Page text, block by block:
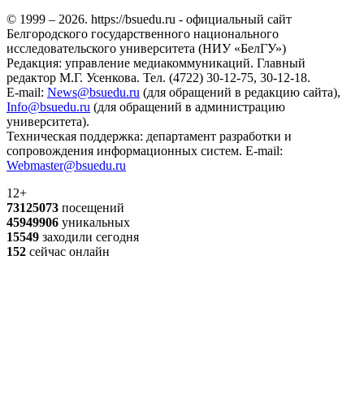
© 1999 – 2026. https://bsuedu.ru - официальный сайт
Белгородского государственного национального
исследовательского университета (НИУ «БелГУ»)
Редакция: управление медиакоммуникаций. Главный
редактор М.Г. Усенкова. Тел. (4722) 30-12-75, 30-12-18.
E-mail: News@bsuedu.ru (для обращений в редакцию сайта),
Info@bsuedu.ru (для обращений в администрацию
университета).
Техническая поддержка: департамент разработки и
сопровождения информационных систем. E-mail:
Webmaster@bsuedu.ru
12+
73125073 посещений
45949906 уникальных
15549 заходили сегодня
152 сейчас онлайн